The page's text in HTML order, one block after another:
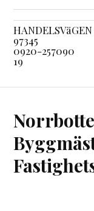
HANDELSVäGEN
97345
0920-257090
19